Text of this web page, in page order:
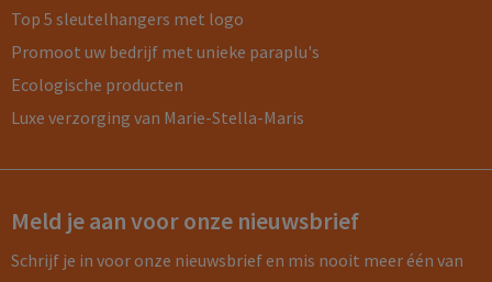
Top 5 sleutelhangers met logo
Promoot uw bedrijf met unieke paraplu's
Ecologische producten
Luxe verzorging van Marie-Stella-Maris
Meld je aan voor onze nieuwsbrief
Schrijf je in voor onze nieuwsbrief en mis nooit meer één van